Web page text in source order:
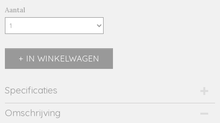
Aantal
IN WINKELWAGEN
Specificaties
Productcode
lama-g
Omschrijving